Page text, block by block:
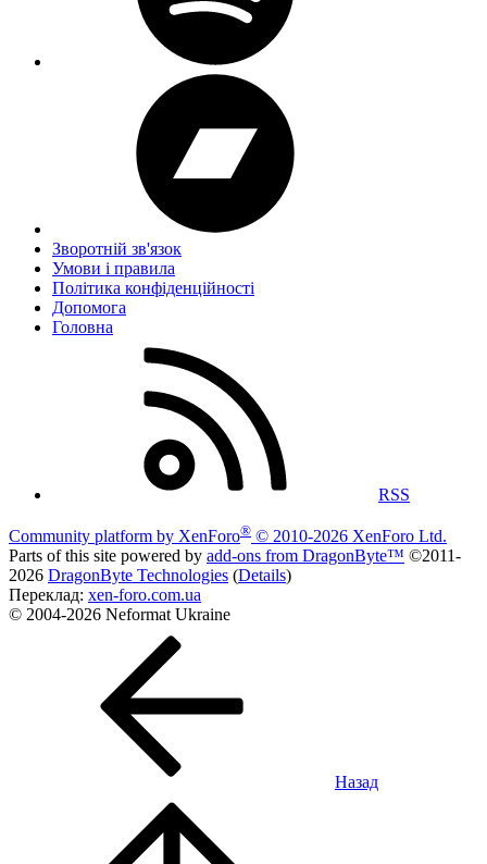
Зворотній зв'язок
Умови і правила
Політика конфіденційності
Дoпoмoга
Головна
RSS
Community platform by XenForo® © 2010-2026 XenForo Ltd.
Parts of this site powered by add-ons from DragonByte™ ©2011-
2026 DragonByte Technologies (Details)
Переклад: xen-foro.com.ua
© 2004-2026 Neformat Ukraine
Назад